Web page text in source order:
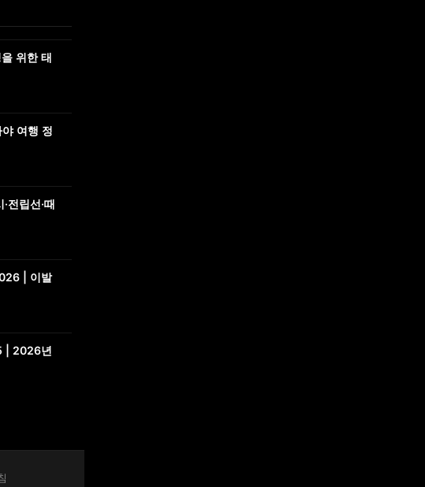
위한 태
여행 정
전립선·때
| 이발
| 2026년